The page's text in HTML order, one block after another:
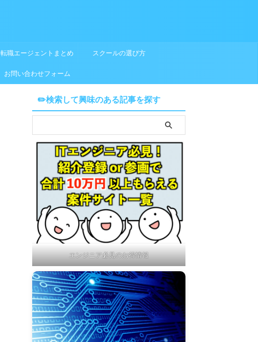
転職エージェントまとめ スクールの選び方
お問い合わせフォーム
✏️検索して興味のある記事を探す
エンジニア必見のお得情報